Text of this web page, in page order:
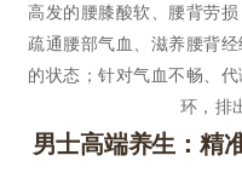
高发的腰膝酸软、腰背劳
疏通腰部气血、滋养腰背
的状态；针对气血不畅、
环，排
男士高端养生：精